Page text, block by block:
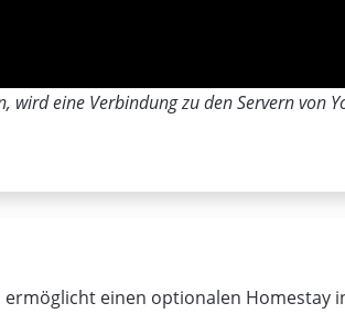
wird eine Verbindung zu den Servern von
einen optionalen Homestay